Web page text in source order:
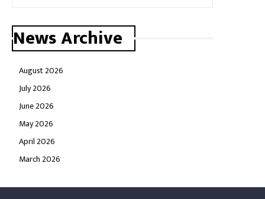
News Archive
August 2026
July 2026
June 2026
May 2026
April 2026
March 2026